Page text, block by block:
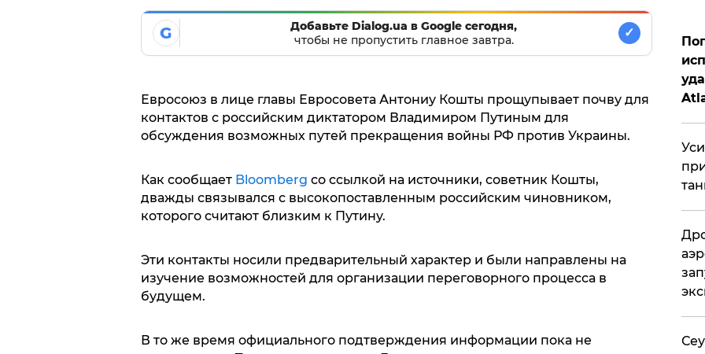
G
Добавьте Dialog.ua в Google сегодня,
чтобы не пропустить главное завтра.
✓
Евросоюз в лице главы Евросовета Антониу Кошты прощупывает почву для
контактов с российским диктатором Владимиром Путиным для
обсуждения возможных путей прекращения войны РФ против Украины.
Как сообщает Bloomberg со ссылкой на источники, советник Кошты,
дважды связывался с высокопоставленным российским чиновником,
которого считают близким к Путину.
Эти контакты носили предварительный характер и были направлены на
изучение возможностей для организации переговорного процесса в
будущем.
В то же время официального подтверждения информации пока не